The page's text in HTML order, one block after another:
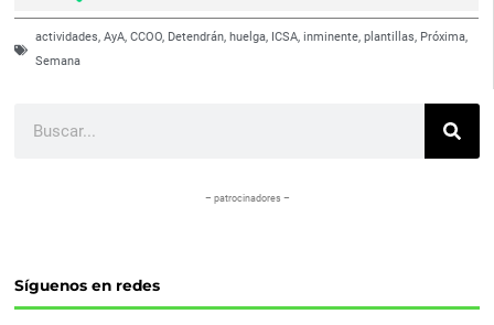
actividades,AyA,CCOO, Detendrán, huelga, ICSA,inminente,plantillas, Próxima,
Semana
– patrocinadores –
Síguenos en redes